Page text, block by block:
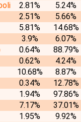
2.81% 5.24%
2.51% 5.66%
5.81% 14.68%
3.9% 6.07%
0.64% 88.79%
0.62% 4.24%
10.68% 8.87%
0.34% 12.78%
1.94% 97.86%
7.17% 37.01%
1.95% 9.92%